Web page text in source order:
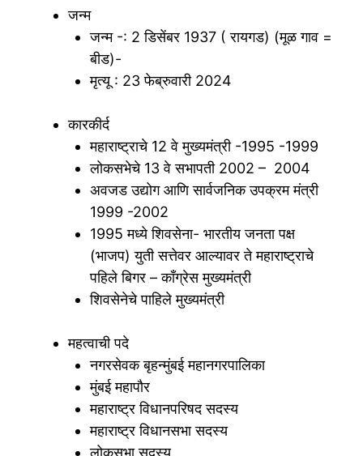
जन्म
जन्म -: 2 डिसेंबर 1937 ( रायगड) (मूळ गाव =
बीड)-
मृत्यू : 23 फेब्रुवारी 2024
कारकीर्द
महाराष्ट्राचे 12 वे मुख्यमंत्री -1995 -1999
लोकसभेचे 13 वे सभापती 2002 – 2004
अवजड उद्योग आणि सार्वजनिक उपक्रम मंत्री
1999 -2002
1995 मध्ये शिवसेना- भारतीय जनता पक्ष
(भाजप) युती सत्तेवर आल्यावर ते महाराष्ट्राचे
पहिले बिगर – काँग्रेस मुख्यमंत्री
शिवसेनेचे पाहिले मुख्यमंत्री
महत्वाची पदे
नगरसेवक बृहन्मुंबई महानगरपालिका
मुंबई महापौर
महाराष्ट्र विधानपरिषद सदस्य
महाराष्ट्र विधानसभा सदस्य
लोकसभा सदस्य